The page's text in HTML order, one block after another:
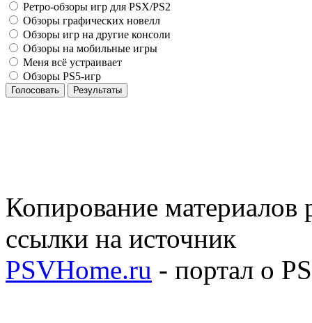
Ретро-обзоры игр для PSX/PS2
Обзоры графических новелл
Обзоры игр на другие консоли
Обзоры на мобильные игры
Меня всё устраивает
Обзоры PS5-игр
Голосовать Результаты
Копирование материалов
ссылки на источник
PSVHome.ru - портал о